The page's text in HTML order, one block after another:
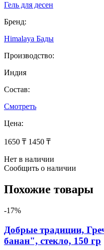
Гель для десен
Бренд:
Himalaya Бады
Производство:
Индия
Состав:
Смотреть
Цена:
1650 ₸ 1450 ₸
Нет в наличии
Сообщить о наличии
Похожие товары
-17%
Добрые традиции,
банан", стекло, 150 гр